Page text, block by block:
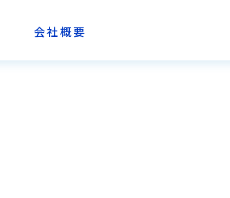
会社概要